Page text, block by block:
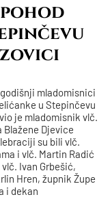
mladomisnici
u Stepinčevu
je mladomisnik vlč.
Djevice
su bili vlč.
i vlč. Martin Radić
Ivan Grbešić,
Hren, župnik Župe
i dekan